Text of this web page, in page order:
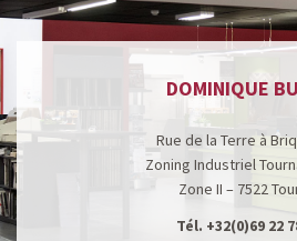
DOMINIQUE
Rue de la Terre à
Zoning Industriel
Zone II – 7522
Tél. +32(0)69 22